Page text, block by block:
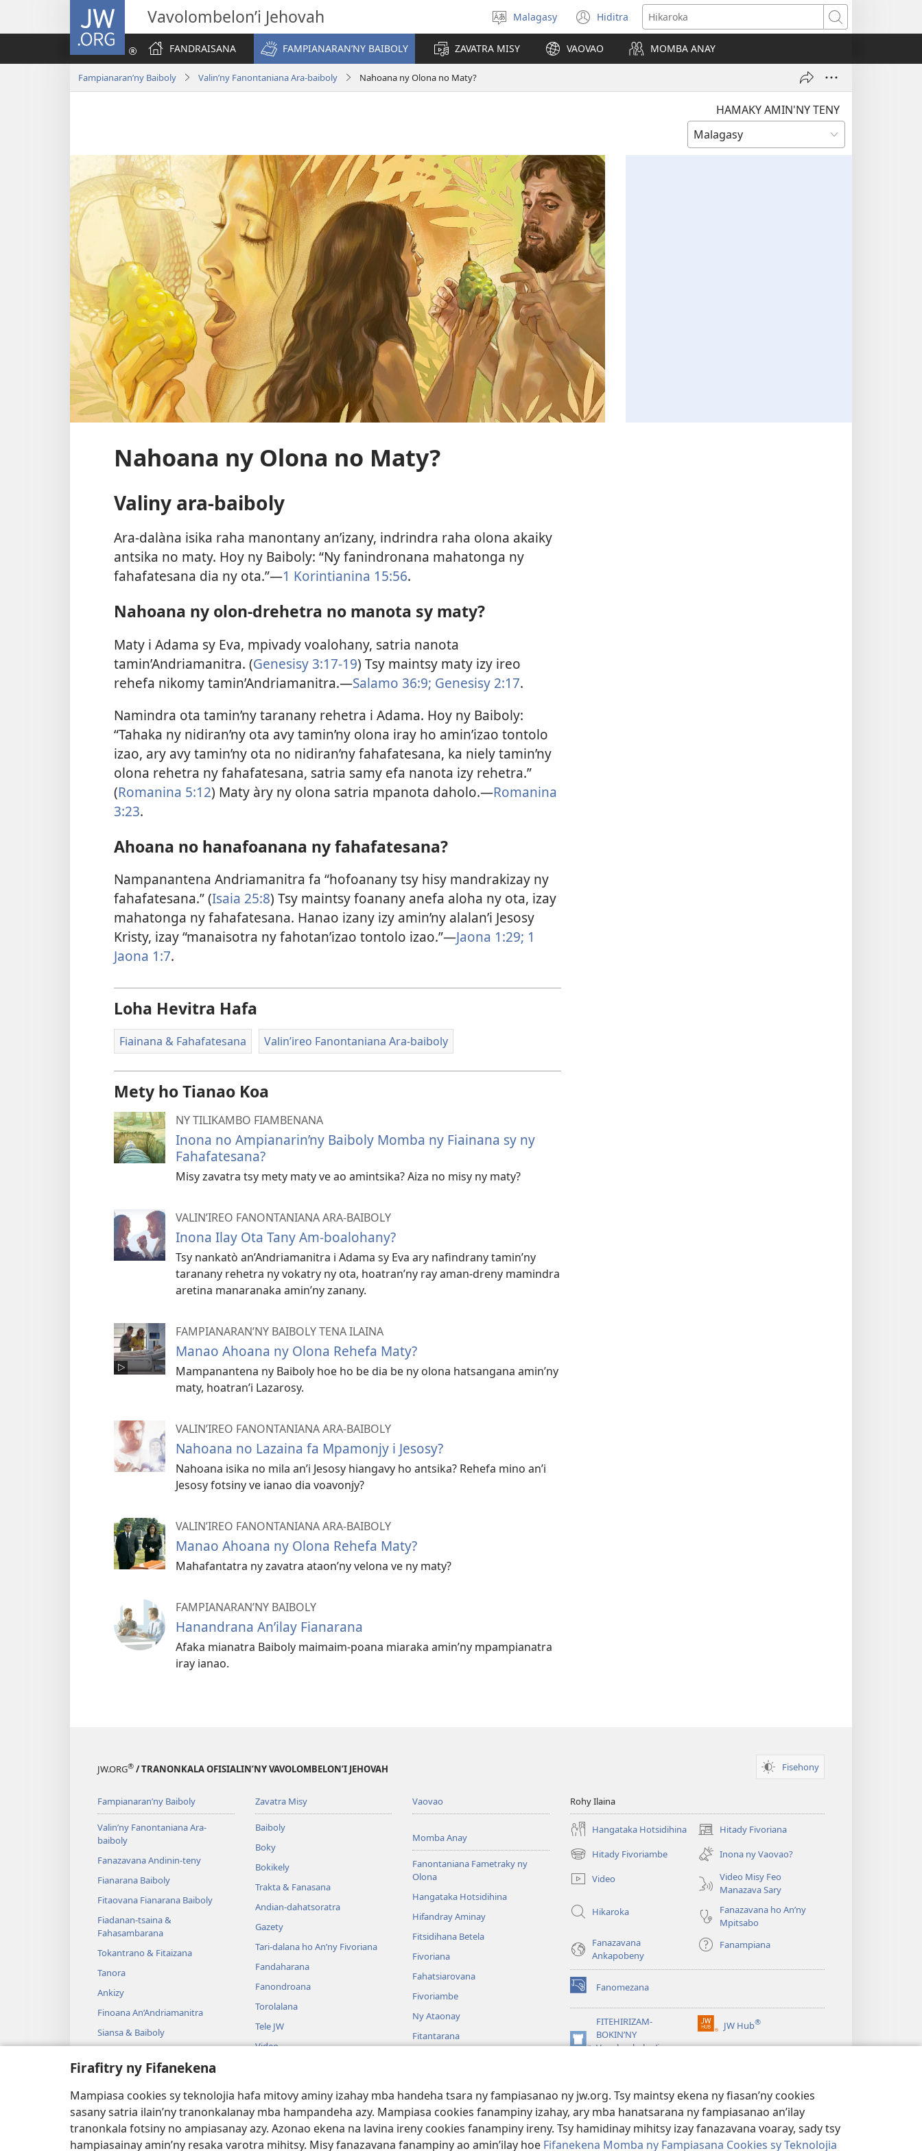
Firafitry ny Fifanekena
Mampiasa cookies sy teknolojia hafa mitovy aminy izahay mba handeha tsara ny fampiasanao ny jw.org. Tsy maintsy ekena ny fiasan’ny cookies
sasany satria ilain’ny tranonkalanay mba hampandeha azy. Mampiasa cookies fanampiny izahay, ary mba hanatsarana ny fampiasanao an’ilay
tranonkala fotsiny no ampiasanay azy. Azonao ekena na lavina ireny cookies fanampiny ireny. Tsy hamidinay mihitsy izay fanazavana voaray, sady tsy
hampiasainay amin’ny resaka varotra mihitsy. Misy fanazavana fanampiny ao amin’ilay hoe Fifanekena Momba ny Fampiasana Cookies sy Teknolojia
JW.ORG Vavolombelon’i Jehovah
Hifidy
fiteny
Malagasy Hiditra
(manokatra
rohy)
Hikaroka
FANDRAISANA
FAMPIANARAN’NY BAIBOLY ZAVATRA MISY VAOVAO MOMBA ANAY
Fampianaran’ny Baiboly Valin’ny Fanontaniana Ara-baiboly Nahoana ny Olona no Maty?
HAMAKY AMIN'NY TENY
Nahoana ny Olona no Maty?
Valiny ara-baiboly
Ara-dalàna isika raha manontany an’izany, indrindra raha olona akaiky
antsika no maty. Hoy ny Baiboly: “Ny fanindronana mahatonga ny
fahafatesana dia ny ota.”—1 Korintianina 15:56.
Nahoana ny olon-drehetra no manota sy maty?
Maty i Adama sy Eva, mpivady voalohany, satria nanota
tamin’Andriamanitra. (Genesisy 3:17-19) Tsy maintsy maty izy ireo
rehefa nikomy tamin’Andriamanitra.—Salamo 36:9; Genesisy 2:17.
Namindra ota tamin’ny taranany rehetra i Adama. Hoy ny Baiboly:
“Tahaka ny nidiran’ny ota avy tamin’ny olona iray ho amin’izao tontolo
izao, ary avy tamin’ny ota no nidiran’ny fahafatesana, ka niely tamin’ny
olona rehetra ny fahafatesana, satria samy efa nanota izy rehetra.”
(Romanina 5:12) Maty àry ny olona satria mpanota daholo.—Romanina
3:23.
Ahoana no hanafoanana ny fahafatesana?
Nampanantena Andriamanitra fa “hofoanany tsy hisy mandrakizay ny
fahafatesana.” (Isaia 25:8) Tsy maintsy foanany anefa aloha ny ota, izay
mahatonga ny fahafatesana. Hanao izany izy amin’ny alalan’i Jesosy
Kristy, izay “manaisotra ny fahotan’izao tontolo izao.”—Jaona 1:29; 1
Jaona 1:7.
Loha Hevitra Hafa
Fiainana & Fahafatesana Valin’ireo Fanontaniana Ara-baiboly
Mety ho Tianao Koa
NY TILIKAMBO FIAMBENANA
Inona no Ampianarin’ny Baiboly Momba ny Fiainana sy ny
Fahafatesana?
Misy zavatra tsy mety maty ve ao amintsika? Aiza no misy ny maty?
VALIN’IREO FANONTANIANA ARA-BAIBOLY
Inona Ilay Ota Tany Am-boalohany?
Tsy nankatò an’Andriamanitra i Adama sy Eva ary nafindrany tamin’ny
taranany rehetra ny vokatry ny ota, hoatran’ny ray aman-dreny mamindra
aretina manaranaka amin’ny zanany.
FAMPIANARAN’NY BAIBOLY TENA ILAINA
Manao Ahoana ny Olona Rehefa Maty?
Mampanantena ny Baiboly hoe ho be dia be ny olona hatsangana amin’ny
maty, hoatran’i Lazarosy.
VALIN’IREO FANONTANIANA ARA-BAIBOLY
Nahoana no Lazaina fa Mpamonjy i Jesosy?
Nahoana isika no mila an’i Jesosy hiangavy ho antsika? Rehefa mino an’i
Jesosy fotsiny ve ianao dia voavonjy?
VALIN’IREO FANONTANIANA ARA-BAIBOLY
Manao Ahoana ny Olona Rehefa Maty?
Mahafantatra ny zavatra ataon’ny velona ve ny maty?
FAMPIANARAN’NY BAIBOLY
Hanandrana An’ilay Fianarana
Afaka mianatra Baiboly maimaim-poana miaraka amin’ny mpampianatra
iray ianao.
JW.ORG® / TRANONKALA OFISIALIN’NY VAVOLOMBELON’I JEHOVAH Fisehony
Fampianaran’ny Baiboly
Valin’ny Fanontaniana Ara-
baiboly
Fanazavana Andinin-teny
Fianarana Baiboly
Fitaovana Fianarana Baiboly
Fiadanan-tsaina &
Fahasambarana
Tokantrano & Fitaizana
Tanora
Ankizy
Finoana An’Andriamanitra
Siansa & Baiboly
Zavatra Misy
Baiboly
Boky
Bokikely
Trakta & Fanasana
Andian-dahatsoratra
Gazety
Tari-dalana ho An’ny Fivoriana
Fandaharana
Fanondroana
Torolalana
Tele JW
Video
Tantara Henoina
Vaovao
Momba Anay
Fanontaniana Fametraky ny
Olona
Hangataka Hotsidihina
Hifandray Aminay
Fitsidihana Betela
Fivoriana
Fahatsiarovana
Fivoriambe
Ny Ataonay
Fitantarana
Rohy Ilaina
Hangataka Hotsidihina Hitady Fivoriana
(manokatra
rohy)
Hitady Fivoriambe
(manokatra
rohy)
Inona ny Vaovao?
Video
Video Misy Feo
Manazava Sary
Hikaroka
Fanazavana ho An’ny
Mpitsabo
Fanazavana
Ankapobeny
Fanampiana
Fanomezana
(manokatra
rohy)
FITEHIRIZAM-
BOKIN’NY
Vavolombelon’i
(manokatra
JW Hub®
(manokatra
rohy)